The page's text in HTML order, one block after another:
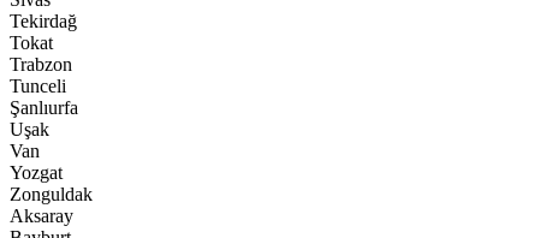
Tekirdağ
Tokat
Trabzon
Tunceli
Şanlıurfa
Uşak
Van
Yozgat
Zonguldak
Aksaray